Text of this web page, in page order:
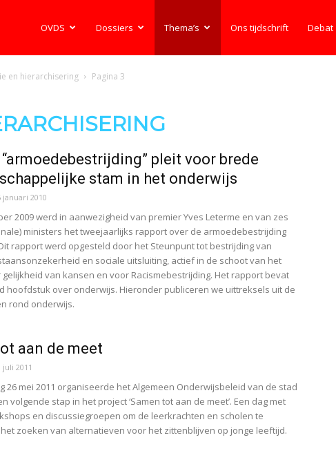
OVDS Dossiers Thema’s Ons tijdschrift Debat
en hierarchisering Pagina 3
pleit voor brede
stam in het onderwijs
januari 2010
2009 werd in aanwezigheid van premier Yves Leterme en van zes
ministers het tweejaarlijks rapport over de armoedebestrijding
rapport werd opgesteld door het Steunpunt tot bestrijding van
en sociale uitsluiting, actief in de schoot van het
gelijkheid van kansen en voor Racismebestrijding. Het rapport bevat
hoofdstuk over onderwijs. Hieronder publiceren we uittreksels uit de
rond onderwijs.
aan de meet
juli 2011
26 mei 2011 organiseerde het Algemeen Onderwijsbeleid van de stad
volgende stap in het project ‘Samen tot aan de meet’. Een dag met
en discussiegroepen om de leerkrachten en scholen te
zoeken van alternatieven voor het zittenblijven op jonge leeftijd.